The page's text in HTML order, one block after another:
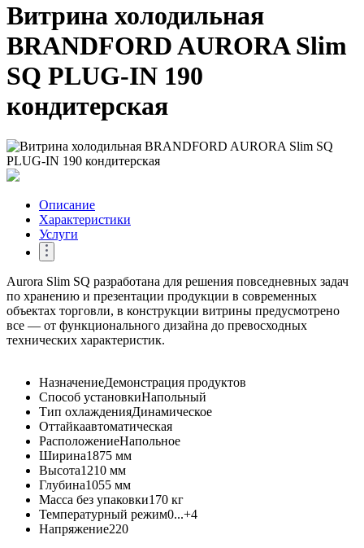
Витрина холодильная
BRANDFORD AURORA Slim
SQ PLUG-IN 190
кондитерская
Описание
Характеристики
Услуги
Aurora Slim SQ разработана для решения повседневных задач
по хранению и презентации продукции в современных
объектах торговли, в конструкции витрины предусмотрено
все — от функционального дизайна до превосходных
технических характеристик.
НазначениеДемонстрация продуктов
Способ установкиНапольный
Тип охлажденияДинамическое
Оттайкаавтоматическая
РасположениеНапольное
Ширина1875 мм
Высота1210 мм
Глубина1055 мм
Масса без упаковки170 кг
Температурный режим0...+4
Напряжение220